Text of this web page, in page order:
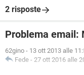
2 risposte
Problema email:
62gino - 13 ott 2013 alle
Fede - 27 ott 2016 alle